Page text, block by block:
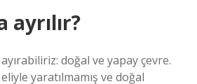
ayrılır?
doğal ve yapay çevre.
yaratılmamış ve doğal